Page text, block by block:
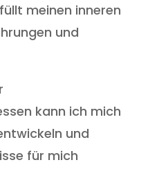
meinen inneren
und
kann ich mich
und
für mich